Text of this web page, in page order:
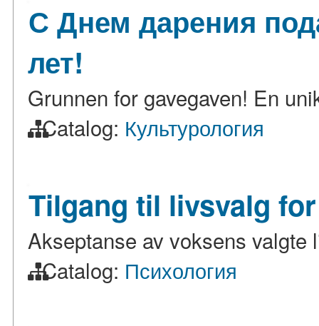
С Днем дарения
лет!
Grunnen for gavegaven! En
Catalog: Культурология
Tilgang til livsvalg
Akseptanse av voksens valgte
Catalog: Психология